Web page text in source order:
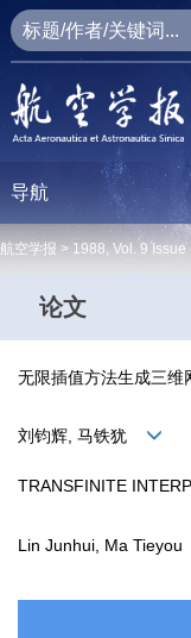
导航
航空学报 > 1988, Vol. 9 Issue
论文
无限插值方法生成三维
刘钧辉, 马铁犹
TRANSFINITE
Lin Junhui, Ma Tieyou